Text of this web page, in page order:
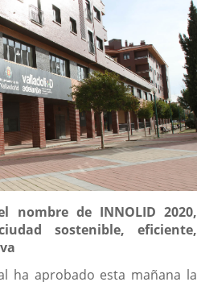
nombre de INNOLID 2020,
sostenible, eficiente,
ha aprobado esta mañana la